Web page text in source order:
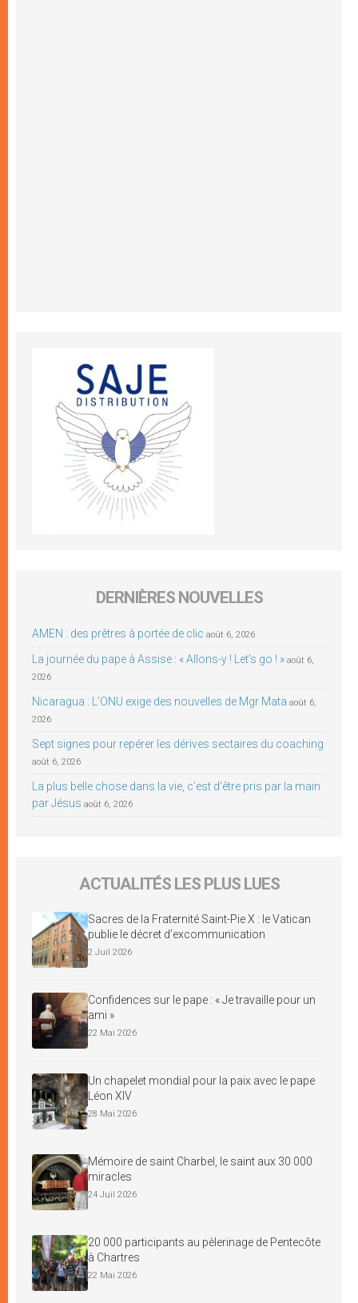
DERNIÈRES NOUVELLES
AMEN : des prêtres à portée de clic août 6, 2026
La journée du pape à Assise : « Allons-y ! Let’s go ! » août 6,
2026
Nicaragua : L’ONU exige des nouvelles de Mgr Mata août 6,
2026
Sept signes pour repérer les dérives sectaires du coaching
août 6, 2026
La plus belle chose dans la vie, c’est d’être pris par la main
par Jésus août 6, 2026
ACTUALITÉS LES PLUS LUES
Sacres de la Fraternité Saint-Pie X : le Vatican
publie le décret d’excommunication
2 Juil 2026
Confidences sur le pape : « Je travaille pour un
ami »
22 Mai 2026
Un chapelet mondial pour la paix avec le pape
Léon XIV
28 Mai 2026
Mémoire de saint Charbel, le saint aux 30 000
miracles
24 Juil 2026
20 000 participants au pèlerinage de Pentecôte
à Chartres
22 Mai 2026